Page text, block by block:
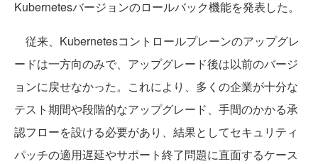
Kubernetesバージョンのロールバック機能を発表した。
従来、Kubernetesコントロールプレーンのアップグレ
ードは一方向のみで、アップグレード後は以前のバージ
ョンに戻せなかった。これにより、多くの企業が十分な
テスト期間や段階的なアップグレード、手間のかかる承
認フローを設ける必要があり、結果としてセキュリティ
パッチの適用遅延やサポート終了問題に直面するケース